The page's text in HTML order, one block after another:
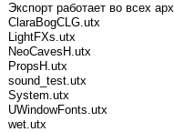
Экспорт работает во всех
ClaraBogCLG.utx
LightFXs.utx
NeoCavesH.utx
PropsH.utx
sound_test.utx
System.utx
UWindowFonts.utx
wet.utx